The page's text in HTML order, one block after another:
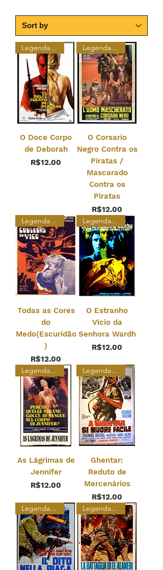
Legendado Restaurado
O Doce Corpo
de Deborah
Price
R$12.00
Legendado
O Corsario
Negro Contra os
Piratas /
Mascarado
Contra os
Piratas
Price
R$12.00
Legendado
Todas as Cores
do
Medo(Escuridão
)
Price
R$12.00
Legendado
O Estranho
Vício da
Senhora Wardh
Price
R$12.00
Legendado
As Lágrimas de
Jennifer
Price
R$12.00
Legendado
Ghentar:
Reduto de
Mercenários
Price
R$12.00
Legendado
Legendado